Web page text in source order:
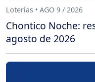
Loterías • AGO 9 / 2026
Chontico Noche:
agosto de 2026